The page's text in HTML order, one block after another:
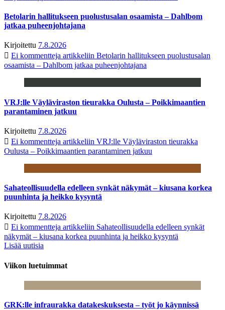
Betolarin hallitukseen puolustusalan osaamista – Dahlbom
jatkaa puheenjohtajana
Kirjoitettu 7.8.2026
Ei kommentteja artikkeliin Betolarin hallitukseen puolustusalan
osaamista – Dahlbom jatkaa puheenjohtajana
VRJ:lle Väyläviraston tieurakka Oulusta – Poikkimaantien
parantaminen jatkuu
Kirjoitettu 7.8.2026
Ei kommentteja artikkeliin VRJ:lle Väyläviraston tieurakka
Oulusta – Poikkimaantien parantaminen jatkuu
Sahateollisuudella edelleen synkät näkymät – kiusana korkea
puunhinta ja heikko kysyntä
Kirjoitettu 7.8.2026
Ei kommentteja artikkeliin Sahateollisuudella edelleen synkät
näkymät – kiusana korkea puunhinta ja heikko kysyntä
Lisää uutisia
Viikon luetuimmat
GRK:lle infraurakka datakeskuksesta – työt jo käynnissä